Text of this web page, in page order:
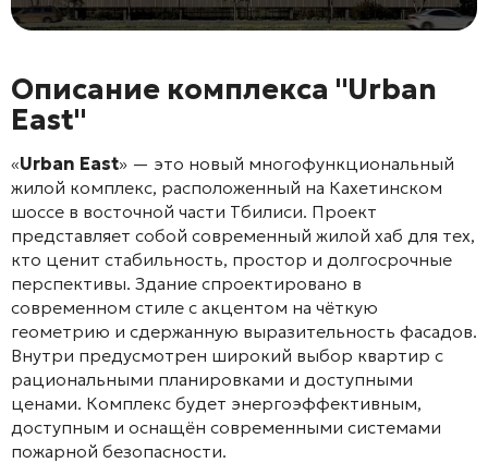
Описание комплекса "Urban
East"
«Urban East» — это новый многофункциональный
жилой комплекс, расположенный на Кахетинском
шоссе в восточной части Тбилиси. Проект
представляет собой современный жилой хаб для тех,
кто ценит стабильность, простор и долгосрочные
перспективы. Здание спроектировано в
современном стиле с акцентом на чёткую
геометрию и сдержанную выразительность фасадов.
Внутри предусмотрен широкий выбор квартир с
рациональными планировками и доступными
ценами. Комплекс будет энергоэффективным,
доступным и оснащён современными системами
пожарной безопасности.